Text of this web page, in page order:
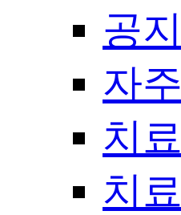
공
자
치
치